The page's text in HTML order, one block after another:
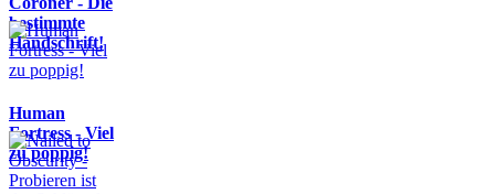
bestimmte
Handschrift!
Human
Fortress - Viel
zu poppig!